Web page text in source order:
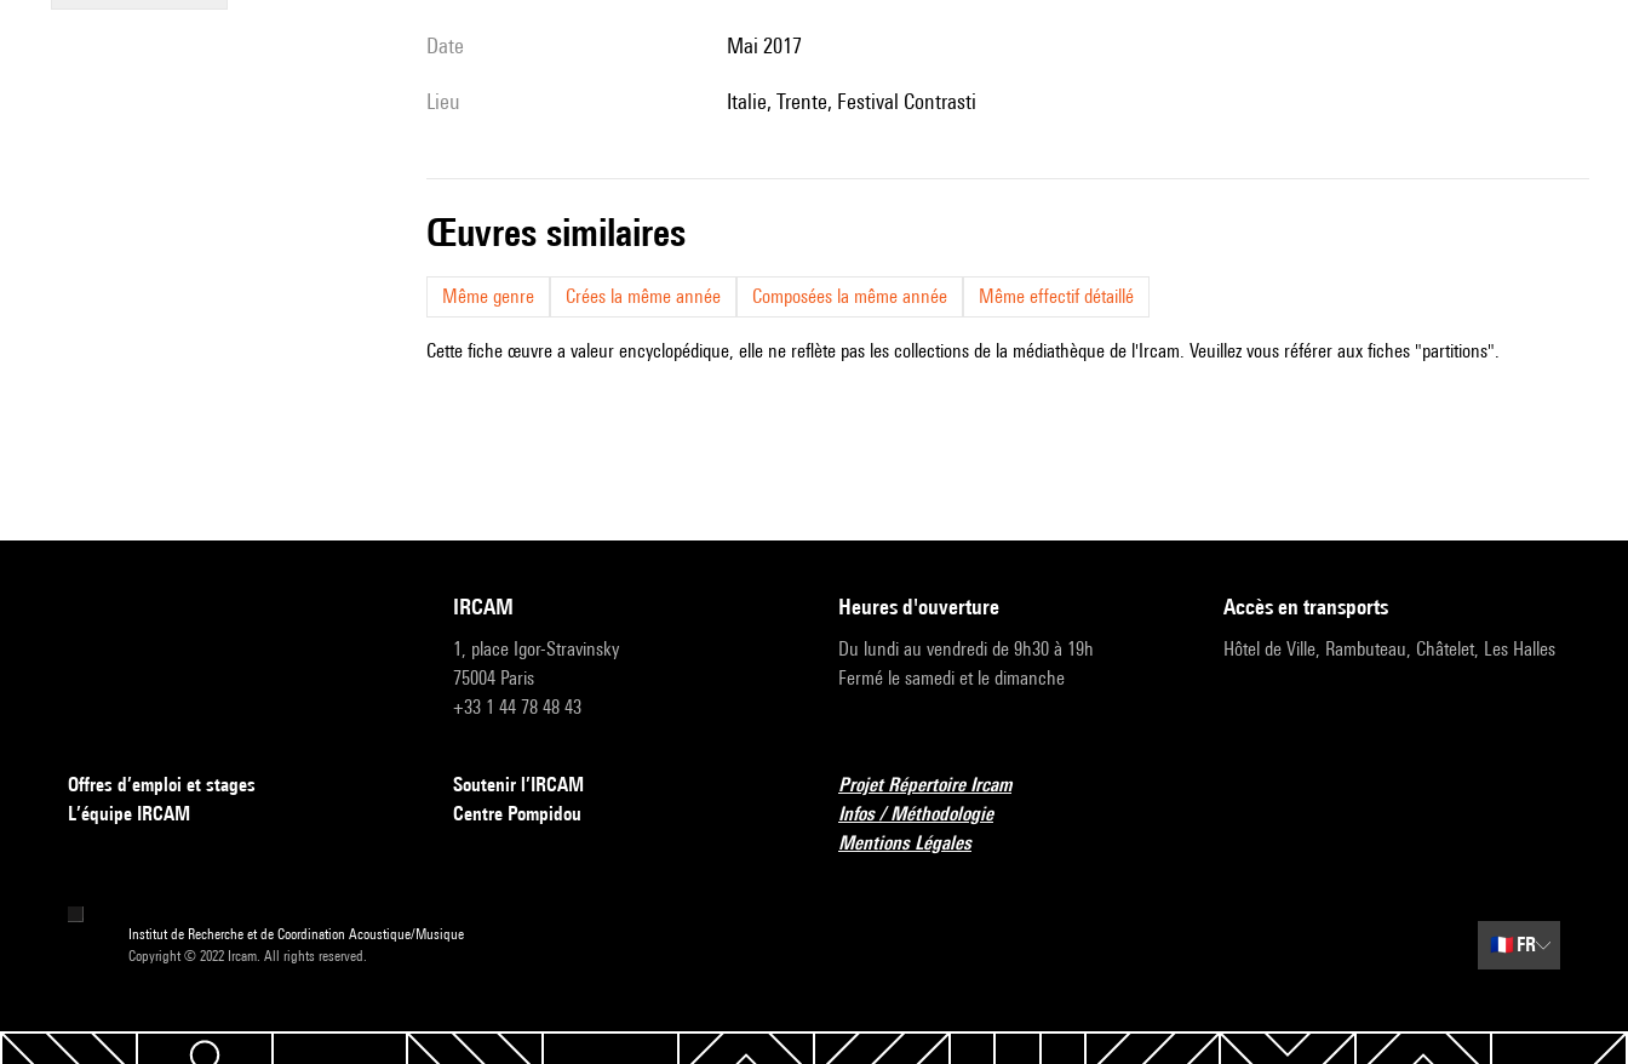
date Mai 2017
lieu Italie, Trente, Festival Contrasti
œuvres similaires
Même genre Crées la même année Composées la même année Même effectif détaillé
Cette fiche œuvre a valeur encyclopédique, elle ne reflète pas les collections de la médiathèque de l'Ircam. Veuillez vous référer aux fiches "partitions".
IRCAM
1, place Igor-Stravinsky
75004 Paris
+33 1 44 78 48 43
heures d'ouverture
Du lundi au vendredi de 9h30 à 19h
Fermé le samedi et le dimanche
accès en transports
Hôtel de Ville, Rambuteau, Châtelet, Les Halles
Offres d’emploi et stages
L’équipe IRCAM
Soutenir l’IRCAM
Centre Pompidou
Projet Répertoire Ircam
Infos / Méthodologie
Mentions Légales
Institut de Recherche et de Coordination Acoustique/Musique
Copyright © 2022 Ircam. All rights reserved.
🇫🇷 FR